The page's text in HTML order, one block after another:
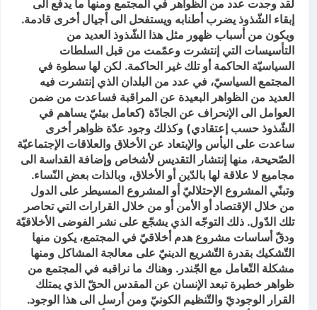
لقد وجدت عدد من الظواهر في المجتمع ومنها ما يدفع الى
إبقاء الشّذوذ يضرب أطنابه ويستفحل الى أجيال أخرى قادمة.
ويكون من أسباب ظهور مثل هذا الشّذوذ العديد من
التأسيسات التي إنتشرت وعمّمت من قبل السلطات
السياسيّة الحاكمة أو تلك غير الحاكمة. لكن لها سطوة في
المجتمع السياسيّ، في عدد من البلدان الذي إنتشرت فيه
العديد من الظواهر البعيدة عن المراقبة فساعدت من ضمن
العوامل الى الإنحراف عن الجادّة (كعامل بيئيّ يساهم في
الشّذوذ حسب إعتقادي) وكذلك وجود عدّة ظواهر أخرى
ساعدت على اليأس والإبتعاد عن الأخلاق والعلاقات الإجتماعيّة
الصّحيحة، منها إنتشار التقديس لأشخاص وإضافة القداسة الى
مجاميع لا علاقة لها بالدّين أو الأخلاق، وبالذات بعض النّساء.
وتبنّي المشروع الإحتلاليّ أو المشروع المسيطر على الدول
من خلال الإقتصاد أو الأمن أو من خلال القرارات التي تحاصر
تلك الدّول. ذلك التوجّه الذي يشجّع على نشر الفوضى الأخلاقيّة
ودقّ أساسات مشروع هدم أخلاقيّ في المجتمع، يكون منها
التّشكيك بقدرة التّشريع الدينيّ على معالجة المشاكل ومنها
مشكلة التّعامل مع الجّندر. وهناك ما نراقبه في المجتمع من
ظواهر خطيرة تبعد الإنسان عن المقدس الحقّ الذي يمتلك
القرار الوجوديّ والتّنظيم الكونيّ ومن أرسل الى هذا الوجود.